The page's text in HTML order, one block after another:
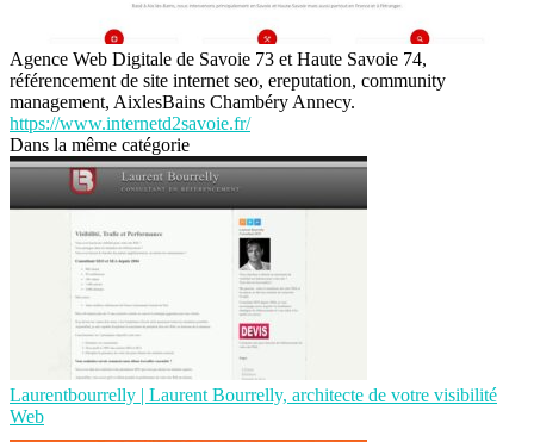
Agence Web Digitale de Savoie 73 et Haute Savoie 74,
référencement de site internet seo, ereputation, community
management, AixlesBains Chambéry Annecy.
https://www.internetd2savoie.fr/
Dans la même catégorie
Lau­rentbour­relly | Laurent Bourrelly, architecte de votre visibilité
Web